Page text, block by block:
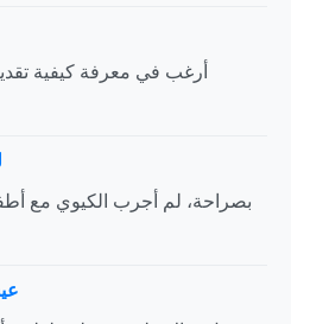
أرغب في معرفة كيفية
بصراحة، لم أجرب الكيوي مع